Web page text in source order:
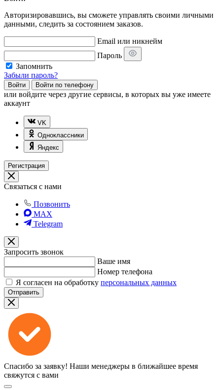
Авторизировавшись, вы сможете управлять своими личными
данными, следить за состоянием заказов.
Email или никнейм
Пароль
Запомнить
Забыли пароль?
Войти Войти по телефону
или войдите через другие сервисы, в которых вы уже имеете
аккаунт
VK
Одноклассники
Яндекс
Регистрация
Связаться с нами
Позвонить
MAX
Telegram
Запросить звонок
Ваше имя
Номер телефона
Я согласен на обработку персональных данных
Отправить
Спасибо за заявку! Наши менеджеры в ближайшее время
свяжутся с вами